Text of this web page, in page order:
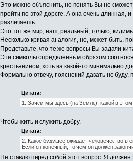
Это можно объяснить, но понять Вы не
пройти по этой дороге. А она очень длинная,
различаешь.
Это тот же мир, наш, реальный, только,
Несколько кривая аналогия, но, может быть,
Представьте, что те же вопросы Вы задали
Эти символы определенным образом
крестьянином, хоть на какой-то минимально
Формально отвечу, пояснений давать не
Цитата:
1. Зачем мы здесь (на Земле), какой в
Чтобы жить и служить добру.
Цитата:
2. Какое будущее ожидает человечество в
Если он конечный, то чем он должен
Не ставлю перед собой этот вопрос. Я должен